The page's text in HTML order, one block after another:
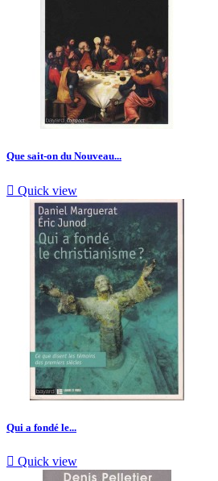
Que sait-on du Nouveau...
 Quick view
Qui a fondé le...
 Quick view